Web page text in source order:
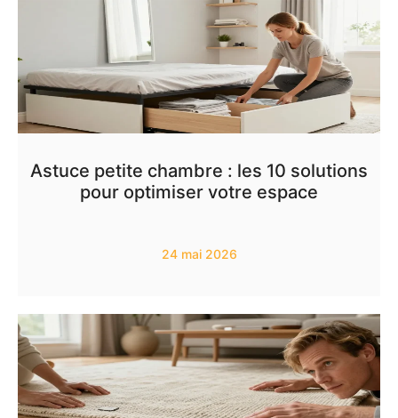
Astuce petite chambre : les 10 solutions
pour optimiser votre espace
24 mai 2026